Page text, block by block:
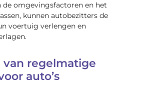
de omgevingsfactoren en het
kunnen autobezitters de
voertuig verlengen en
van regelmatige
auto’s